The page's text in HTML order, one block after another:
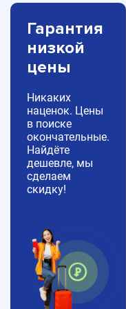
Гарантия
низкой
цены
Никаких
наценок. Цены
в поиске
окончательные.
Найдёте
дешевле, мы
сделаем
скидку!